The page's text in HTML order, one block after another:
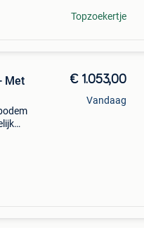
Topzoekertje
Met
€ 1.053,00
Vandaag